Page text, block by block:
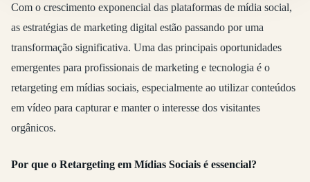
Com o crescimento exponencial das plataformas de mídia social,
as estratégias de marketing digital estão passando por uma
transformação significativa. Uma das principais oportunidades
emergentes para profissionais de marketing e tecnologia é o
retargeting em mídias sociais, especialmente ao utilizar conteúdos
em vídeo para capturar e manter o interesse dos visitantes
orgânicos.
Por que o Retargeting em Mídias Sociais é essencial?